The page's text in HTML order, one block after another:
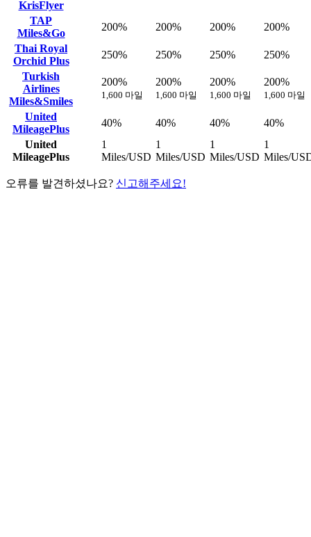
KrisFlyer
TAP
Miles&Go
200% 200% 200%
200%
Thai Royal
Orchid Plus
250% 250% 250%
250%
Turkish
Airlines
Miles&Smiles
200%
1,600 마일
200%
1,600 마일
200%
1,600 마일
200%
1,600 마일
United
MileagePlus
40% 40% 40%
40%
United
MileagePlus
1
Miles/USD
1
Miles/USD
1
Miles/USD
1
Miles/
오류를 발견하셨나요? 신고해주세요!